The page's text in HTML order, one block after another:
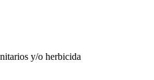
y/o herbicida